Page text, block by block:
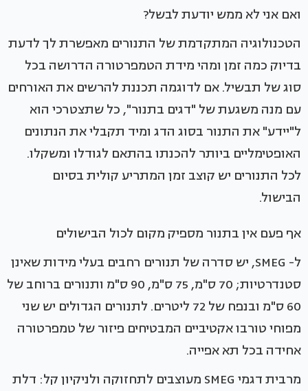
ואם אני לא ממש יודעת לבשל?
הטכנולוגיה המתקדמת של התנורים מאפשרת לך לדעת
בדיוק כמה זמן ומהי מידת הטמפרטורה הדרושה בכל
סוג של תבשיל. אם לדוגמה תכננת להרשים את האורחים
עם מנה משגעת של "דגים בתנור", כל שתצטרכי הוא
ל"יידע" את התנור בסוג הדג ומיד תקבלי את הנתונים
האופטימליים ביותר להכנתו בהתאם לגודלו ומשקלו.
לכל התנורים יש קוצב זמן המתריע קולית בסיום
הבישול.
אף פעם אין בתנור מספיק מקום לכול הבישולים
ל- SMEG, יש סדרה של תנורים רחבים בעלי מידות שאינן
סטנדרטיות; 70 ס"מ, 75 ס"מ, 90 ס"מ ותנורים ברוחב של
60 ס"מ ובנפח של 72 ליטרים. לתנורים הגדולים יש שני
מפוחי טורבו אקטיביים המבטיחים פיזור של טמפרטורה
אחידה בכל תא אפייה.
מרבית דגמי SMEG מעוצבים לתחזוקה ולניקיון קל: דלת